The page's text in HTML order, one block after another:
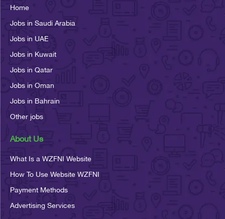
Home
Jobs in Saudi Arabia
Jobs in UAE
Jobs in Kuwait
Jobs in Qatar
Jobs in Oman
Jobs in Bahrain
Other jobs
About Us
What Is a WZFNI Website
How To Use Website WZFNI
Payment Methods
Advertising Services